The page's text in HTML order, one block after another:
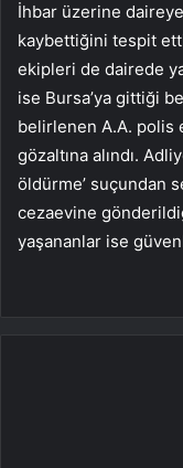
İhbar üzerine daireye
kaybettiğini tespit
ekipleri de dairede
ise Bursa’ya gittiği
belirlenen A.A. polis
gözaltına alındı.
öldürme’ suçundan
cezaevine
yaşananlar ise